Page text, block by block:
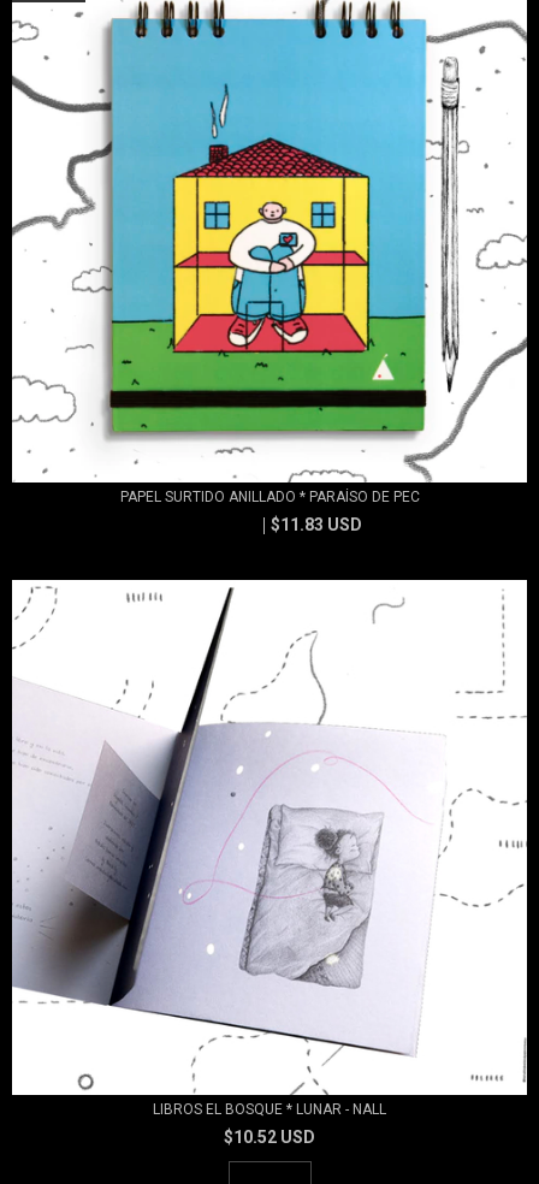
PAPEL SURTIDO ANILLADO * PARAÍSO DE PEC
$11.83 USD
LIBROS EL BOSQUE * LUNAR - NALL
$10.52 USD